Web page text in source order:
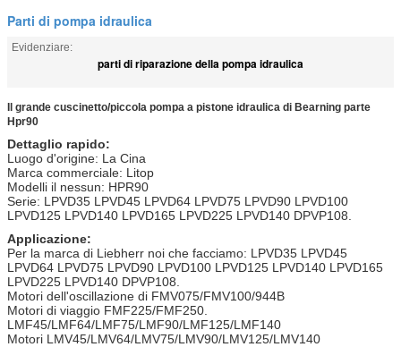
Parti di pompa idraulica
Evidenziare:
parti di riparazione della pompa idraulica
Il grande cuscinetto/piccola pompa a pistone idraulica di Bearning parte
Hpr90
Dettaglio rapido:
Luogo d'origine: La Cina
Marca commerciale: Litop
Modelli il nessun: HPR90
Serie: LPVD35 LPVD45 LPVD64 LPVD75 LPVD90 LPVD100
LPVD125 LPVD140 LPVD165 LPVD225 LPVD140 DPVP108.
Applicazione:
Per la marca di Liebherr noi che facciamo: LPVD35 LPVD45
LPVD64 LPVD75 LPVD90 LPVD100 LPVD125 LPVD140 LPVD165
LPVD225 LPVD140 DPVP108.
Motori dell'oscillazione di FMV075/FMV100/944B
Motori di viaggio FMF225/FMF250.
LMF45/LMF64/LMF75/LMF90/LMF125/LMF140
Motori LMV45/LMV64/LMV75/LMV90/LMV125/LMV140